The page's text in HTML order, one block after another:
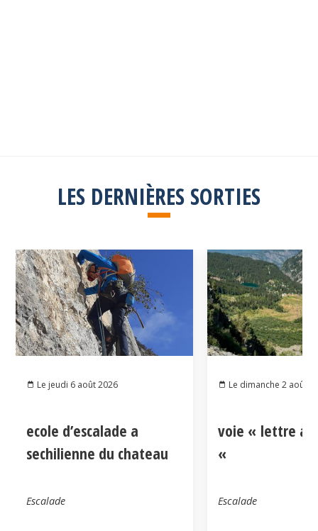
LES DERNIÈRES SORTIES
Le jeudi 6 août 2026
ecole d’escalade a
sechilienne du chateau
Escalade
Le dimanche 2 août
voie « lettre
«
Escalade